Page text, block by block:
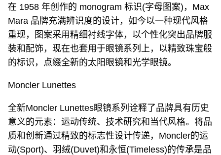
在 1958 年创作的 monogram 标识(字母图案)，Max
Mara 品牌充满辨识度的设计，如今以一种现代风格
重现，图案采用精细衬线字体，以个性化突出品牌服
装和配饰，现在也套用于眼镜系列上，以精致珠宝般
的标识，点缀全新的太阳眼镜和光学眼镜。
Moncler Lunettes
全新Moncler Lunettes眼镜系列诠释了品牌具有历史
意义的元素：运动传统、技术研究和当代风格。将品
质和创新通过精致的标志性设计传递，Moncler的运
动(Sport)、羽绒(Duvet)和永恒(Timeless)的传承是品